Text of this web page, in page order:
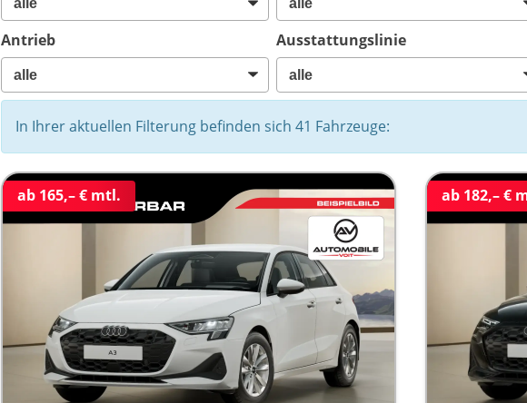
Antrieb Ausstattungslinie
In Ihrer aktuellen Filterung befinden sich41 Fahrzeuge:
ab 165,– € mtl. ab 182,– €